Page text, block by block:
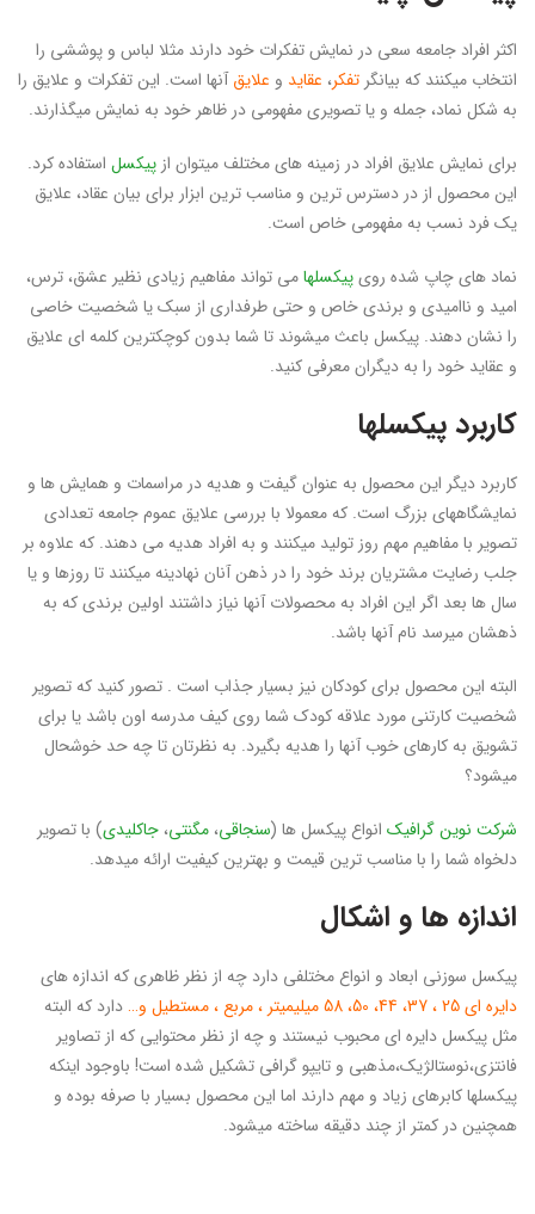
اکثر افراد جامعه سعی در نمایش تفکرات خود دارند مثلا لباس و پوششی را
انتخاب میکنند که بیانگر تفکر، عقاید و علایقآنها است. این تفکرات و علایق را
به شکل نماد، جمله و یا تصویری مفهومی در ظاهر خود به نمایش میگذارند.
برای نمایش علایق افراد در زمینه های مختلف میتوان از پیکسل استفاده کرد.
این محصول از در دسترس ترین و مناسب ترین ابزار برای بیان عقاد، علایق
یک فرد نسب به مفهومی خاص است.
نماد های چاپ شده رویپیکسلهامی تواند مفاهیم زیادی نظیر عشق، ترس،
امید و ناامیدی و برندی خاص و حتی طرفداری از سبک یا شخصیت خاصی
را نشان دهند. پیکسل باعث میشوند تا شما بدون کوچکترین کلمه ای علایق
و عقاید خود را به دیگران معرفی کنید.
کاربرد پیکسلها
کاربرد دیگر این محصول به عنوان گیفت و هدیه در مراسمات و همایش ها و
نمایشگاههای بزرگ است. که معمولا با بررسی علایق عموم جامعه تعدادی
تصویر با مفاهیم مهم روز تولید میکنند و به افراد هدیه می دهند. که علاوه بر
جلب رضایت مشتریان برند خود را در ذهن آنان نهادینه میکنند تا روزها و یا
سال ها بعد اگر این افراد به محصولات آنها نیاز داشتند اولین برندی که به
ذهشان میرسد نام آنها باشد.
البته این محصول برای کودکان نیز بسیار جذاب است . تصور کنید که تصویر
شخصیت کارتنی مورد علاقه کودک شما روی کیف مدرسه اون باشد یا برای
تشویق به کارهای خوب آنها را هدیه بگیرد. به نظرتان تا چه حد خوشحال
میشود؟
شرکت نوین گرافیک انواع پیکسل ها (سنجاقی، مگنتی، جاکلیدی) با تصویر
دلخواه شما را با مناسب ترین قیمت و بهترین کیفیت ارائه میدهد.
اندازه ها و اشکال
پیکسل سوزنی ابعاد و انواع مختلفی دارد چه از نظر ظاهری که اندازه های
دایره ای 25 ، 37، 44، 50، 58 میلیمیتر ، مربع ، مستطیل و…
دارد که البته
مثل پیکسل دایره ای محبوب نیستند و چه از نظر محتوایی که از تصاویر
فانتزی،نوستالژیک،مذهبی و تایپو گرافی تشکیل شده است! باوجود اینکه
پیکسلها کابرهای زیاد و مهم دارند اما این محصول بسیار با صرفه بوده و
همچنین در کمتر از چند دقیقه ساخته میشود.